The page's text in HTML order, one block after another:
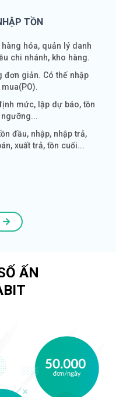
TỒN
hóa, quản lý danh
chi nhánh, kho hàng.
đơn giản. Có thế nhập
mức, lập dự báo, tồn
đầu, nhập, nhập trả,
xuất trả, tồn cuối...
ẤN